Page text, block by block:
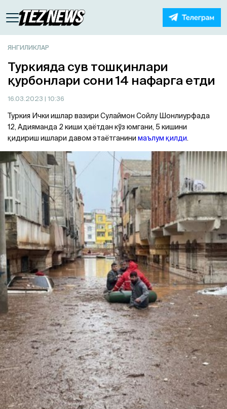
ЯНГИЛИКЛАР
Туркияда сув тошқинлари
қурбонлари сони 14 нафарга етди
16.03.2023 | 10:36
Туркия Ички ишлар вазири Сулаймон Сойлу Шонлиурфада
12, Адияманда 2 киши ҳаётдан кўз юмгани, 5 кишини
қидириш ишлари давом этаётганини маълум қилди.